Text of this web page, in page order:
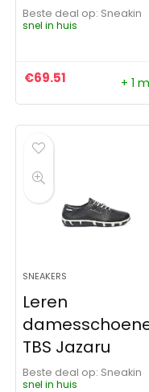
Beste deal op:
Sneakin
snel in huis
€69.51 + 1
SNEAKERS
Leren
TBS Jazaru
Beste deal op:
Sneakin
snel in huis